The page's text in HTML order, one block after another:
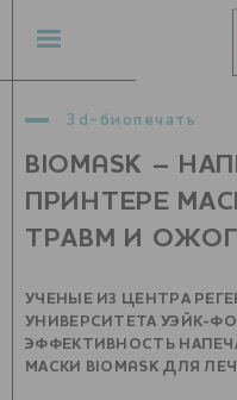
3d-биопечать
BIOMASK –
ПРИНТЕРЕ
ТРАВМ И
УЧЕНЫЕ ИЗ ЦЕНТРА
УНИВЕРСИТЕТА УЭЙК-
ЭФФЕКТИВНОСТЬ
МАСКИ BIOMASK ДЛЯ